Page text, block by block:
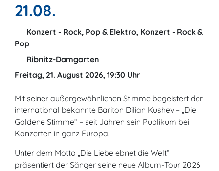
21.08.
Konzert - Rock, Pop & Elektro, Konzert - Rock &
Pop
Ribnitz-Damgarten
Freitag, 21. August 2026, 19:30 Uhr
Mit seiner außergewöhnlichen Stimme begeistert der
international bekannte Bariton Dilian Kushev – „Die
Goldene Stimme“ – seit Jahren sein Publikum bei
Konzerten in ganz Europa.
Unter dem Motto „Die Liebe ebnet die Welt“
präsentiert der Sänger seine neue Album-Tour 2026